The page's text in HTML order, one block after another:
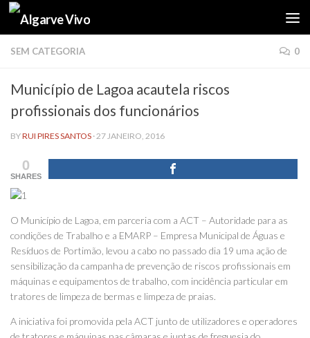
Skip to content
SEM CATEGORIA 0
Município de Lagoa acautela riscos
profissionais dos funcionários
BYRUI PIRES SANTOS ·27 JANEIRO, 2016
0
SHARES
O Município de Lagoa, em parceria com a ACT – Autoridade para as
condições de Trabalho e a EMARP – Empresa Municipal de Águas e
Resíduos de Portimão, levou a cabo no passado dia 19 uma ação de
sensibilização da campanha de prevenção de riscos profissionais em
máquinas e equipamentos de trabalho, com incidência particular em
tratores de limpeza de bermas e limpeza de praias.
A iniciativa foi promovida pela ACT junto de utilizadores e operadores